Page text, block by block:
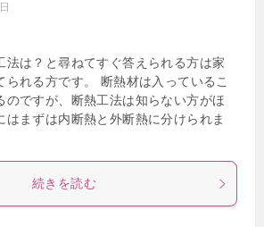
法は？と尋ねてすぐ答えられる方は家
られる方です。 断熱材は入っているこ
のですが、断熱工法は知らない方がほ
はまずは内断熱と外断熱に分けられま
続きを読む